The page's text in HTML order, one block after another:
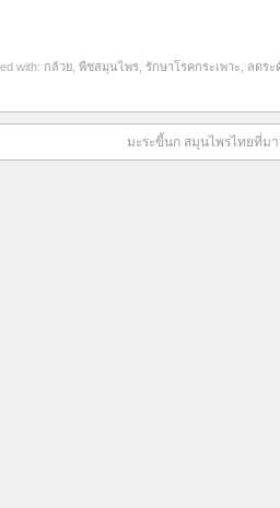
with: กล้วย, พืชสมุนไพร, รักษาโรคกระเพาะ, ลดระ
มะระขี้นก สมุนไพรไทยที่ม